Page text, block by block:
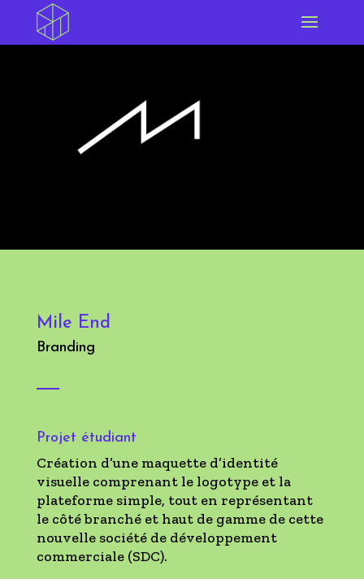
Mile End
Branding
Projet étudiant
Création d’une maquette d’identité
visuelle comprenant le logotype et la
plateforme simple, tout en représentant
le côté branché et haut de gamme de cette
nouvelle société de développement
commerciale (SDC).